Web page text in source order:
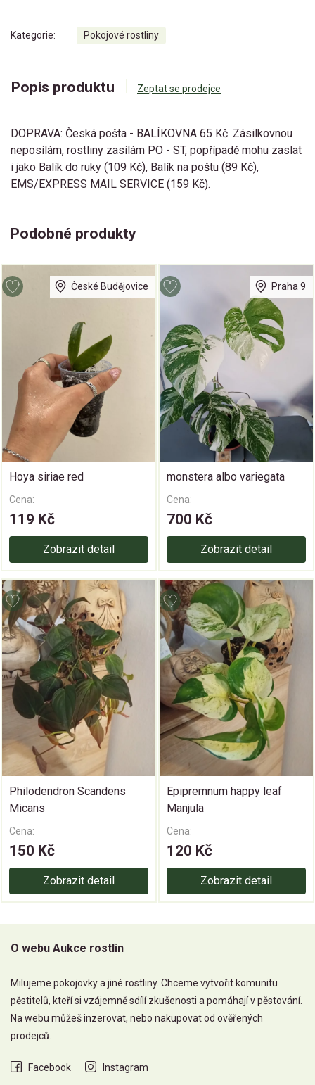
Kategorie: Pokojové rostliny
Popis produktu Zeptat se prodejce
DOPRAVA: Česká pošta - BALÍKOVNA 65 Kč. Zásilkovnou
neposílám, rostliny zasílám PO - ST, popřípadě mohu zaslat
i jako Balík do ruky (109 Kč), Balík na poštu (89 Kč),
EMS/EXPRESS MAIL SERVICE (159 Kč).
Podobné produkty
České Budějovice
Hoya siriae red
Cena:
119 Kč
Zobrazit detail
Praha 9
monstera albo variegata
Cena:
700 Kč
Zobrazit detail
Philodendron Scandens
Micans
Cena:
150 Kč
Zobrazit detail
Epipremnum happy leaf
Manjula
Cena:
120 Kč
Zobrazit detail
O webu Aukce rostlin
Milujeme pokojovky a jiné rostliny. Chceme vytvořit komunitu
pěstitelů, kteří si vzájemně sdílí zkušenosti a pomáhají v pěstování.
Na webu můžeš inzerovat, nebo nakupovat od ověřených
prodejců.
Facebook Instagram